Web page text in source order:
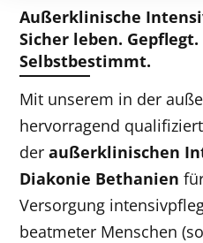
Außerklinische
Sicher leben.
Selbstbestimmt.
Mit unserem in der
hervorragend
deraußerklinischen
Diakonie Bethanien
Versorgung
beatmeter Menschen